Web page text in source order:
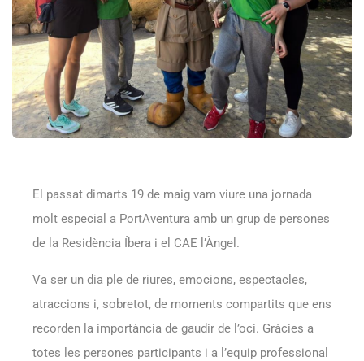
El passat dimarts 19 de maig vam viure una jornada
molt especial a PortAventura amb un grup de persones
de la Residència Íbera i el CAE l’Àngel.
Va ser un dia ple de riures, emocions, espectacles,
atraccions i, sobretot, de moments compartits que ens
recorden la importància de gaudir de l’oci. Gràcies a
totes les persones participants i a l’equip professional